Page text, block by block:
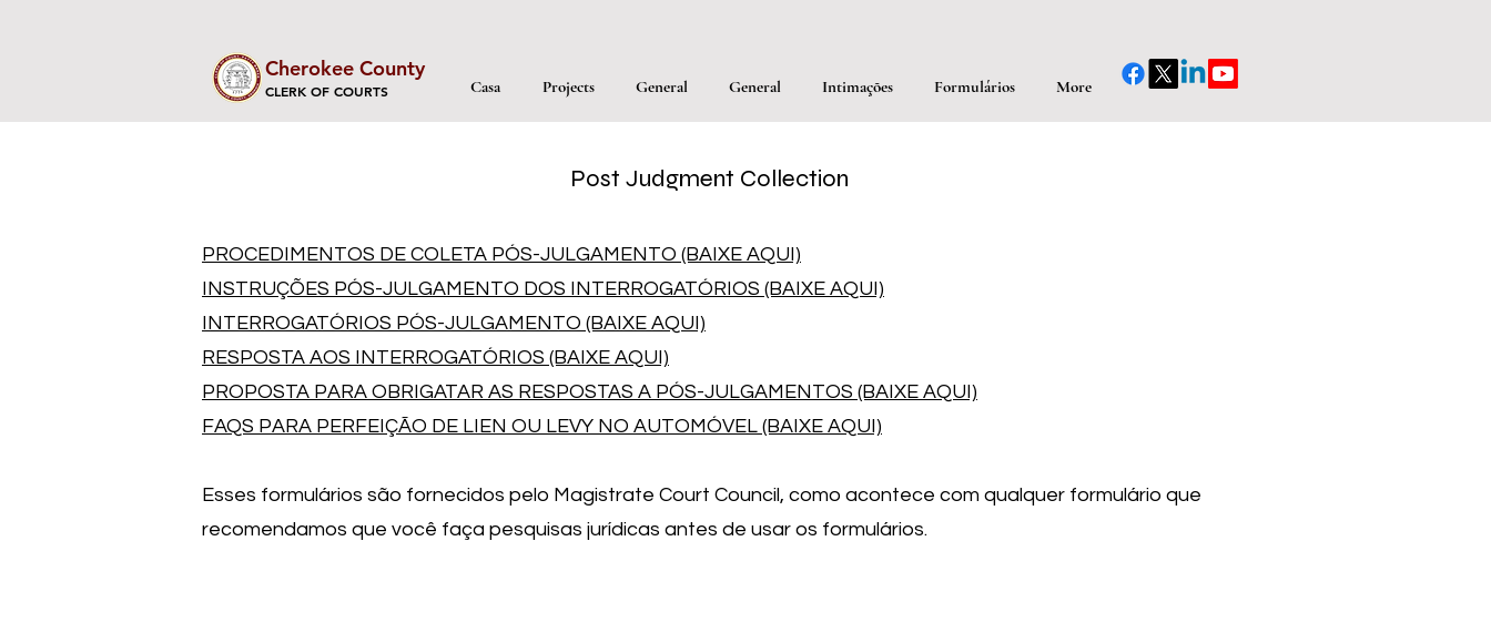
Cherokee County
CLERK OF COURTS Casa Projects General General Intimações Formulários More
Post Judgment Collection
PROCEDIMENTOS DE COLETA PÓS-JULGAMENTO (BAIXE AQUI)
INSTRUÇÕES PÓS-JULGAMENTO DOS INTERROGATÓRIOS (BAIXE AQUI)
INTERROGATÓRIOS PÓS-JULGAMENTO (BAIXE AQUI)
RESPOSTA AOS INTERROGATÓRIOS (BAIXE AQUI)
PROPOSTA PARA OBRIGATAR AS RESPOSTAS A PÓS-JULGAMENTOS (BAIXE AQUI)
FAQS PARA PERFEIÇÃO DE LIEN OU LEVY NO AUTOMÓVEL (BAIXE AQUI)
Esses formulários são fornecidos pelo Magistrate Court Council, como acontece com qualquer formulário que
recomendamos que você faça pesquisas jurídicas antes de usar os formulários.